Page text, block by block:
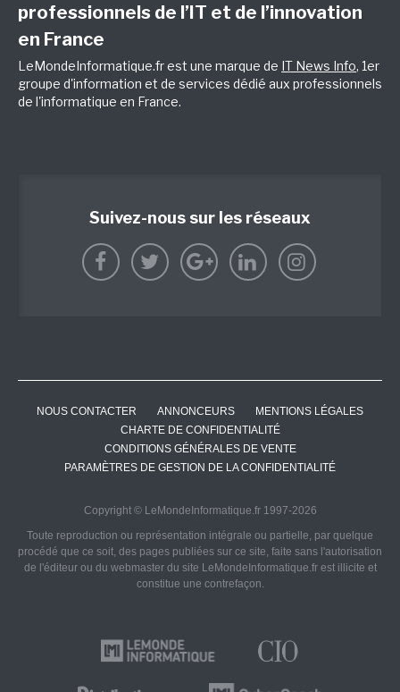
professionnels de l’IT et de l’innovation
en France
LeMondeInformatique.fr est une marque de IT News Info, 1er
groupe d'information et de services dédié aux professionnels
de l'informatique en France.
Suivez-nous sur les réseaux
NOUS CONTACTER ANNONCEURS
MENTIONS LÉGALES
CHARTE DE CONFIDENTIALITÉ
CONDITIONS GÉNÉRALES DE VENTE
PARAMÈTRES DE GESTION DE LA CONFIDENTIALITÉ
Copyright © LeMondeInformatique.fr 1997-2026
Toute reproduction ou représentation intégrale ou partielle, par quelque
procédé que ce soit, des pages publiées sur ce site, faite sans l'autorisation
de l'éditeur ou du webmaster du site LeMondeInformatique.fr est illicite et
constitue une contrefaçon.